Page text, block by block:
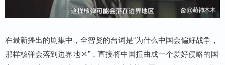
在最新播出的剧集中，全智贤的台词是“为什么中国会偏好战争，
那样核弹会落到边界地区”，直接将中国扭曲成一个爱好侵略的国